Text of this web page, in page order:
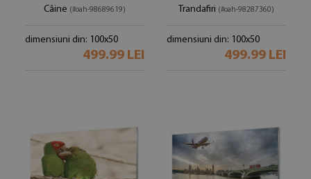
Câine (#oah-98689619)
dimensiuni din: 100x50
499.99 LEI
Trandafiri (#oah-98287360)
dimensiuni din: 100x50
499.99 LEI